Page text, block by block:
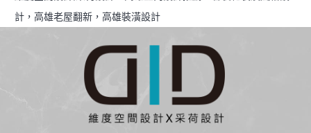
計，高雄老屋翻新，高雄裝潢設計